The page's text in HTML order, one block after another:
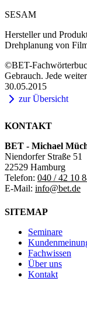
SESAM
Hersteller und
Drehplanung von
©BET-
Gebrauch. Jede
30.05.2015
zur Übersicht
KONTAKT
BET - Michael
Niendorfer Straße 51
22529 Hamburg
Telefon: 040 / 42 10
E-Mail: info@bet.de
SITEMAP
Seminare
Fachwissen
Über uns
Kontakt